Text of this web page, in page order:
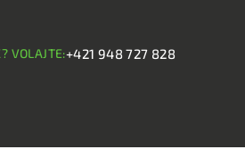
VOLAJTE:+421 948 727 828